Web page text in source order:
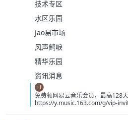
技术专区
水区乐园
Jao易市场
风声鹤唳
精华乐园
资讯消息
H
免费领网易云音乐会员，最高128天
https://y.music.163.com/g/vip-